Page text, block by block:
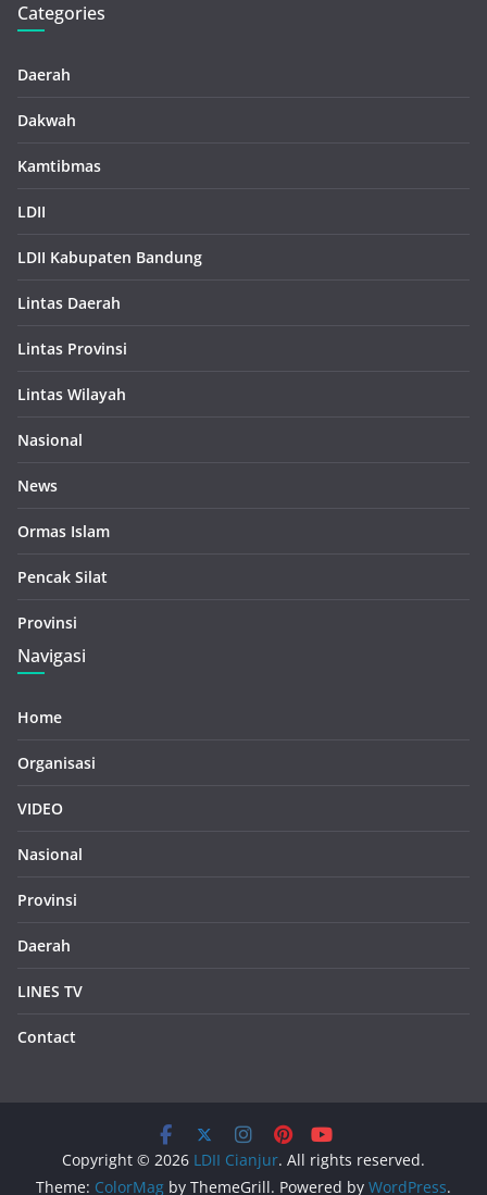
Categories
Daerah
Dakwah
Kamtibmas
LDII
LDII Kabupaten Bandung
Lintas Daerah
Lintas Provinsi
Lintas Wilayah
Nasional
News
Ormas Islam
Pencak Silat
Provinsi
Navigasi
Home
Organisasi
VIDEO
Nasional
Provinsi
Daerah
LINES TV
Contact
Copyright © 2026 LDII Cianjur. All rights reserved.
Theme: ColorMag by ThemeGrill. Powered by WordPress.